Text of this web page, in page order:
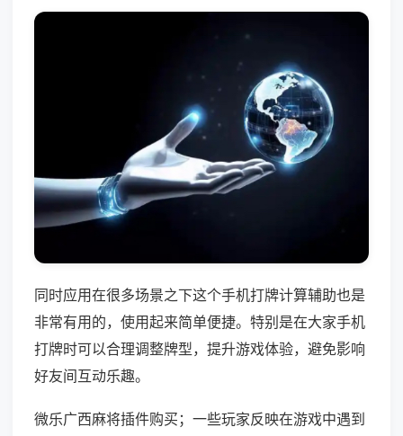
同时应用在很多场景之下这个手机打牌计算辅助也是
非常有用的，使用起来简单便捷。特别是在大家手机
打牌时可以合理调整牌型，提升游戏体验，避免影响
好友间互动乐趣。
微乐广西麻将插件购买；一些玩家反映在游戏中遇到